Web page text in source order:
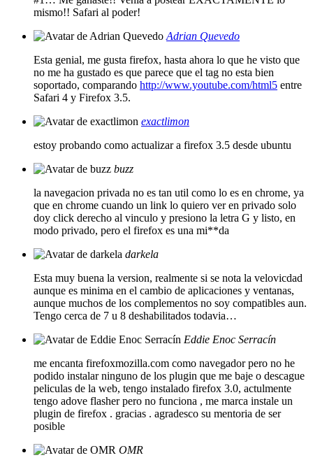
mismo!! Safari al poder!
Adrian Quevedo
Esta genial, me gusta firefox, hasta ahora lo que he visto que
no me ha gustado es que parece que el tag no esta bien
soportado, comparando http://www.youtube.com/html5 entre
Safari 4 y Firefox 3.5.
exactlimon
estoy probando como actualizar a firefox 3.5 desde ubuntu
buzz
la navegacion privada no es tan util como lo es en chrome, ya
que en chrome cuando un link lo quiero ver en privado solo
doy click derecho al vinculo y presiono la letra G y listo, en
modo privado, pero el firefox es una mi**da
darkela
Esta muy buena la version, realmente si se nota la velovicdad
aunque es minima en el cambio de aplicaciones y ventanas,
aunque muchos de los complementos no soy compatibles aun.
Tengo cerca de 7 u 8 deshabilitados todavia…
Eddie Enoc Serracín
me encanta firefoxmozilla.com como navegador pero no he
podido instalar ninguno de los plugin que me baje o descague
peliculas de la web, tengo instalado firefox 3.0, actulmente
tengo adove flasher pero no funciona , me marca instale un
plugin de firefox . gracias . agradesco su mentoria de ser
posible
OMR